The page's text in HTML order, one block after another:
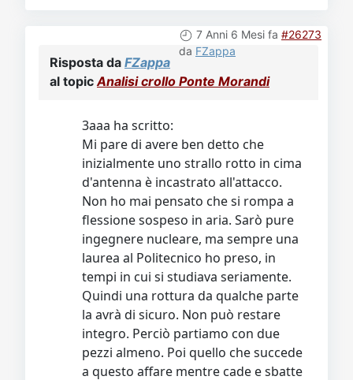
7 Anni 6 Mesi fa #26273
da FZappa
Risposta da FZappa
al topicAnalisi crollo Ponte Morandi
3aaa ha scritto:
Mi pare di avere ben detto che
inizialmente uno strallo rotto in cima
d'antenna è incastrato all'attacco.
Non ho mai pensato che si rompa a
flessione sospeso in aria. Sarò pure
ingegnere nucleare, ma sempre una
laurea al Politecnico ho preso, in
tempi in cui si studiava seriamente.
Quindi una rottura da qualche parte
la avrà di sicuro. Non può restare
integro. Perciò partiamo con due
pezzi almeno. Poi quello che succede
a questo affare mentre cade e sbatte